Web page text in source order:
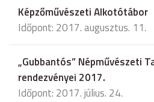
Képzőművészeti Alkotótábor
Időpont: 2017. augusztus. 11.
„Gubbantós” Népművészeti
rendezvényei 2017.
Időpont: 2017. július. 24.